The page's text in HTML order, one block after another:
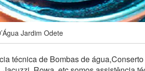
Jardim Odete
técnica de Bombas de